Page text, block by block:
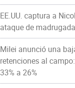
EE.UU. captura a
ataque de
Milei anunció una
retenciones al
33% a 26%